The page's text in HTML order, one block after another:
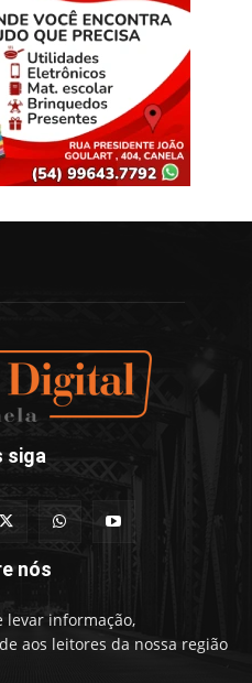
siga
nós
levar informação,
aos leitores da nossa região